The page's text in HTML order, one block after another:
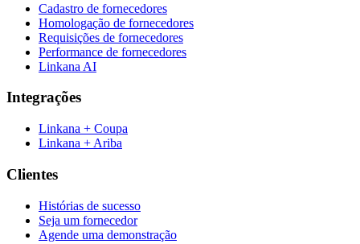
Cadastro de fornecedores
Homologação de fornecedores
Requisições de fornecedores
Performance de fornecedores
Linkana AI
Integrações
Linkana + Coupa
Linkana + Ariba
Clientes
Histórias de sucesso
Seja um fornecedor
Agende uma demonstração